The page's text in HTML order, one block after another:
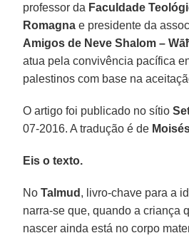
professor da Faculdade
Romagna e presidente da
Amigos de Neve Shalom –
atua pela convivência pacífica
palestinos com base na
O artigo foi publicado no sítio
07-2016. A tradução é de
Eis o texto.
NoTalmud , livro-chave para a
narra-se que, quando a criança
nascer ainda está no corpo